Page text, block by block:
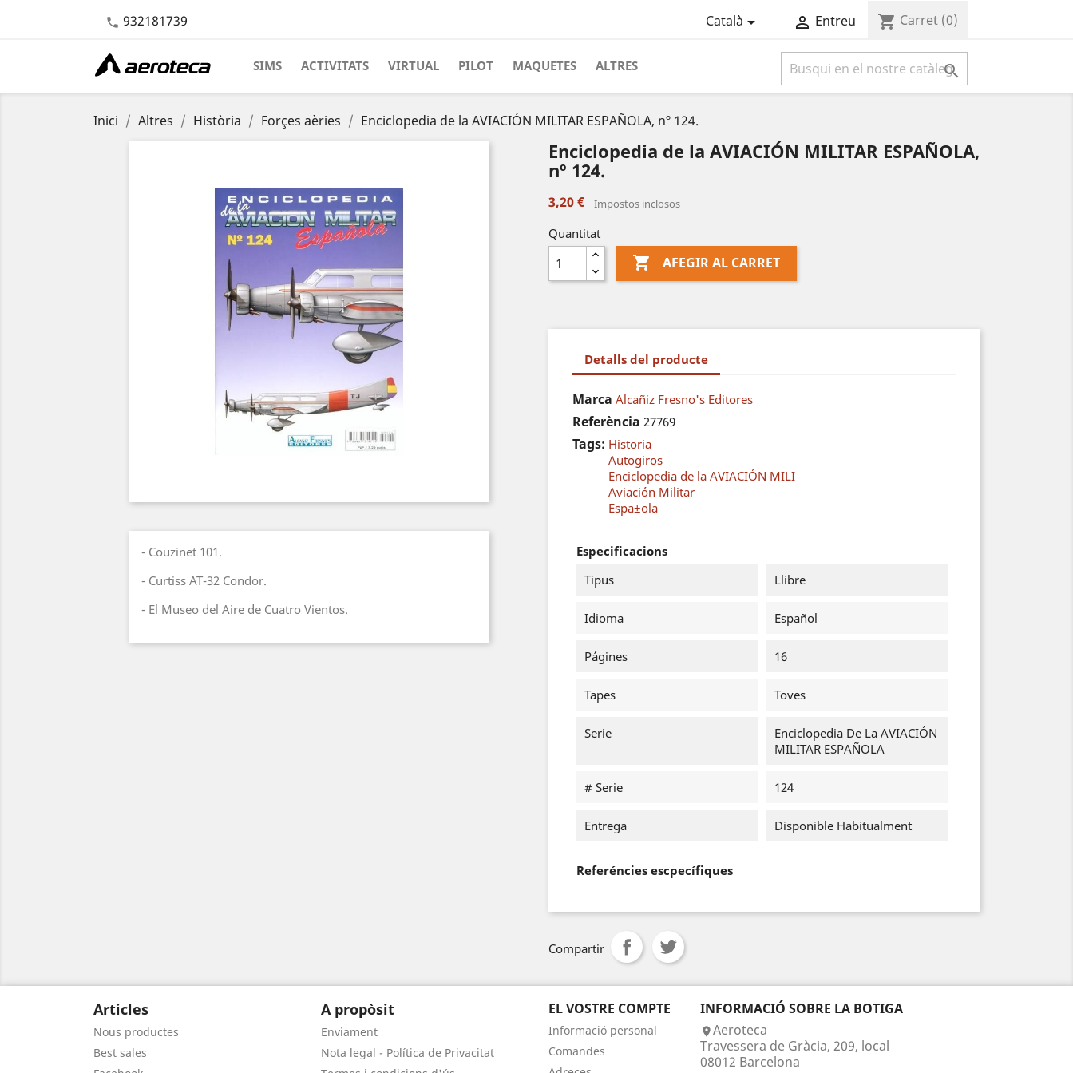
 932181739 Català  Entreu shopping_cart Carret (0)
SIMS ACTIVITATS VIRTUAL PILOT MAQUETES ALTRES 
Inici Altres Història Forçes aèries Enciclopedia de la AVIACIÓN MILITAR ESPAÑOLA, nº 124.
- Couzinet 101.
- Curtiss AT-32 Condor.
- El Museo del Aire de Cuatro Vientos.
Enciclopedia de la AVIACIÓN MILITAR ESPAÑOLA,
nº 124.
3,20 € Impostos inclosos
Quantitat
 AFEGIR AL CARRET
Detalls del producte
Marca Alcañiz Fresno's Editores
Referència 27769
Tags: Historia
Autogiros
Enciclopedia de la AVIACIÓN MILI
Aviación Militar
Espa±ola
Especificacions
Tipus
Llibre
Idioma Español
Págines 16
Tapes Toves
Serie
Enciclopedia De La AVIACIÓN
MILITAR ESPAÑOLA
# Serie 124
Entrega Disponible Habitualment
Referéncies escpecífiques
Compartir
Articles
Nous productes
Best sales
A propòsit
Enviament
Nota legal - Política de Privacitat
EL VOSTRE COMPTE
Informació personal
Comandes
INFORMACIÓ SOBRE LA BOTIGA
Aeroteca
Travessera de Gràcia, 209, local
08012 Barcelona